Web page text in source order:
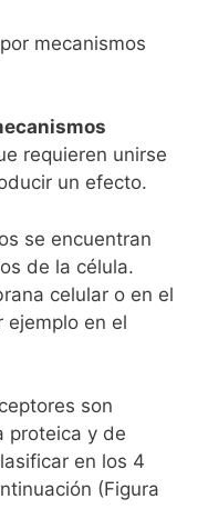
mecanismos
requieren unirse
un efecto.
se encuentran
de la célula.
celular o en el
ejemplo en el
son
proteica y de
en los 4
(Figura